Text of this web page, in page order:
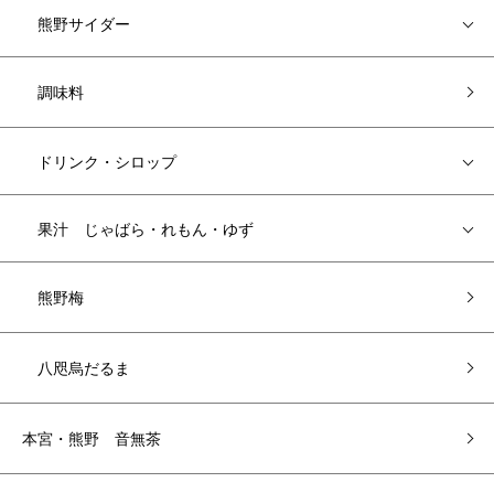
熊野サイダー
調味料
ドリンク・シロップ
果汁 じゃばら・れもん・ゆず
熊野梅
八咫烏だるま
本宮・熊野 音無茶